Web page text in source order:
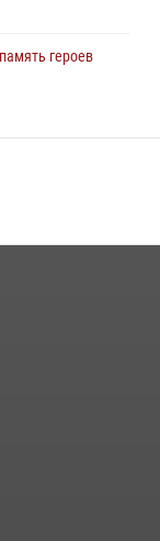
героев
- Белгород»